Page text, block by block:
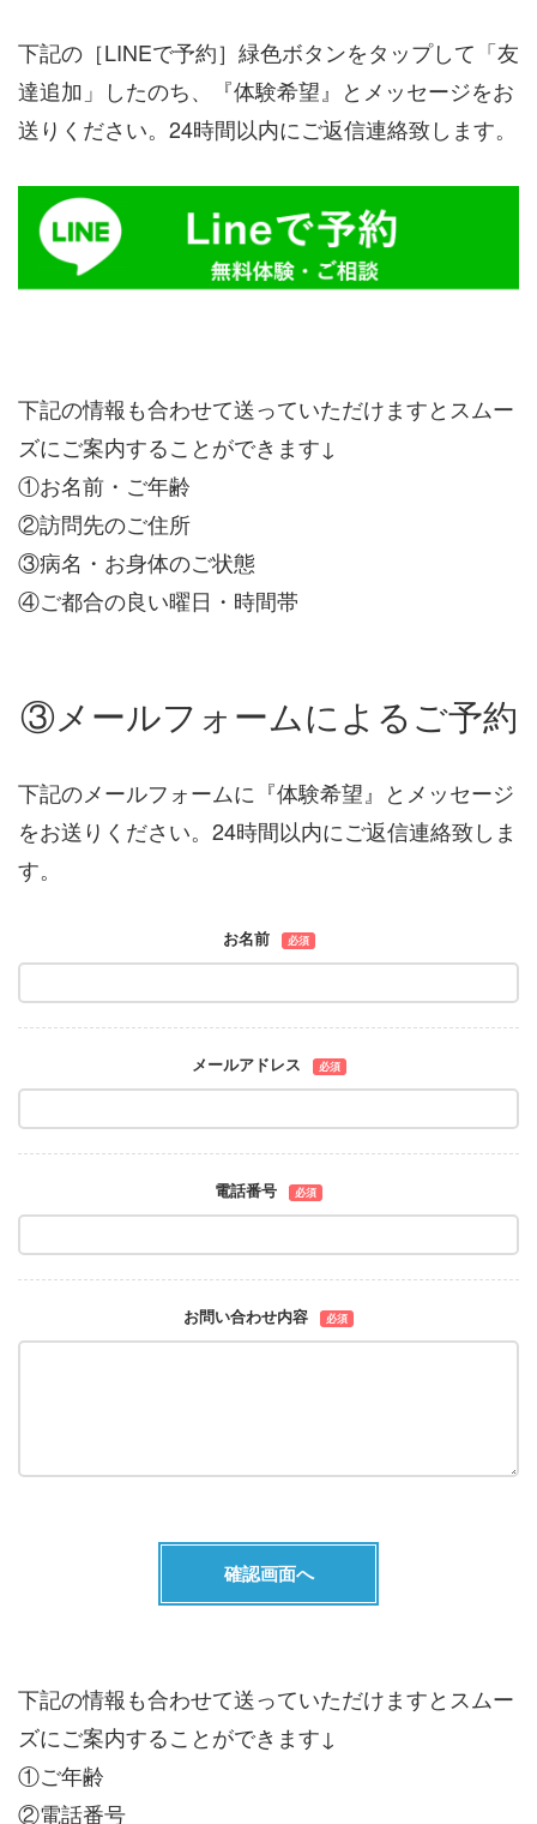
下記の［LINEで予約］緑色ボタンをタップして「友
達追加」したのち、『体験希望』とメッセージをお
送りください。24時間以内にご返信連絡致します。
下記の情報も合わせて送っていただけますとスムー
ズにご案内することができます↓
①お名前・ご年齢
②訪問先のご住所
③病名・お身体のご状態
④ご都合の良い曜日・時間帯
③メールフォームによるご予約
下記のメールフォームに『体験希望』とメッセージ
をお送りください。24時間以内にご返信連絡致しま
す。
お名前 必須
メールアドレス 必須
電話番号 必須
お問い合わせ内容 必須
下記の情報も合わせて送っていただけますとスムー
ズにご案内することができます↓
①ご年齢
②電話番号